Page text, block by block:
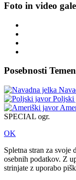
Foto in video
Posebnosti
Poljski
SPECIAL ogr.
OK
Spletna stran za
osebnih podatkov. Z
strinjate z uporabo